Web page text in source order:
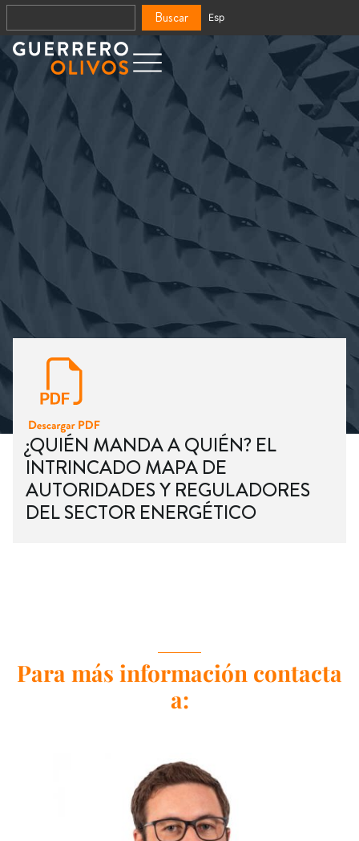
Buscar Esp
¿QUIÉN MANDA A QUIÉN? EL
INTRINCADO MAPA DE
AUTORIDADES Y REGULADORES
DEL SECTOR ENERGÉTICO
Para más información contacta
a: